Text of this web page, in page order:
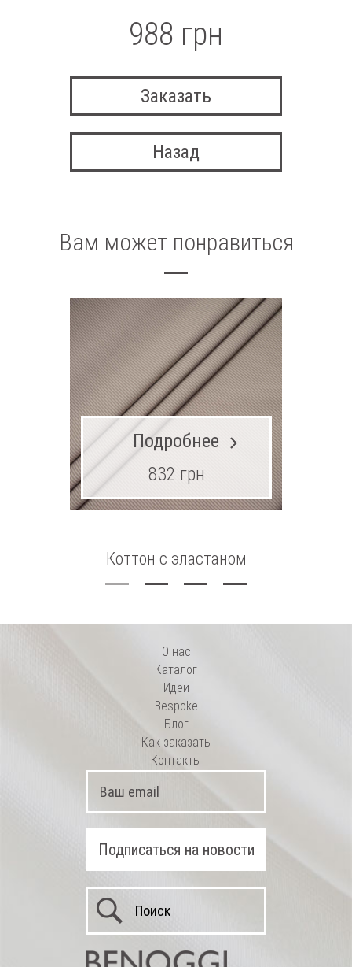
988 грн
Заказать
Назад
Вам может понравиться
Коттон с эластаном
Подробнее
832 грн
О нас
Каталог
Идеи
Bespoke
Блог
Как заказать
Контакты